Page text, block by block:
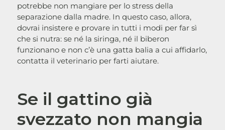
potrebbe non mangiare per lo stress della
separazione dalla madre. In questo caso, allora,
dovrai insistere e provare in tutti i modi per far sì
che si nutra: se né la siringa, né il biberon
funzionano e non c’è una gatta balia a cui affidarlo,
contatta il veterinario per farti aiutare.
Se il gattino già
svezzato non mangia